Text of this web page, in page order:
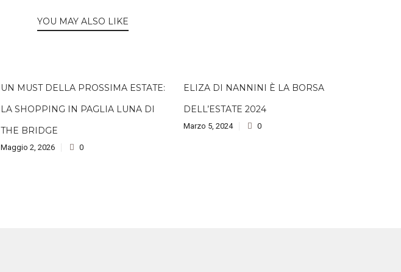
YOU MAY ALSO LIKE
UN MUST DELLA PROSSIMA ESTATE:
LA SHOPPING IN PAGLIA LUNA DI
THE BRIDGE
Maggio 2, 2026 0
ELIZA DI NANNINI È LA BORSA
DELL’ESTATE 2024
Marzo 5, 2024 0